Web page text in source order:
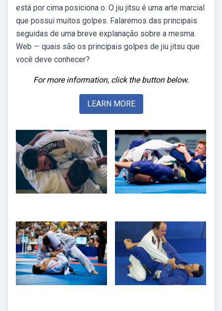
está por cima posiciona o. O jiu jitsu é uma arte marcial
que possui muitos golpes. Falaremos das principais
seguidas de uma breve explanação sobre a mesma.
Web — quais são os principais golpes de jiu jitsu que
você deve conhecer?
For more information, click the button below.
LEARN MORE